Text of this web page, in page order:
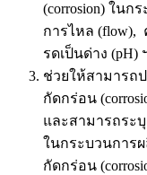
(corrosion) ในก
การไหล (flow),
รดเป็นด่าง (pH)
ช่วยให้สามารถ
กัดกร่อน
และสามารถระบุ
ในกระบวนการ
กัดกร่อน